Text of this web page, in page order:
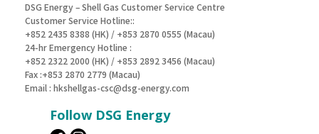
DSG Energy – Shell Gas Customer Service Centre
Customer Service Hotline::
+852 2435 8388 (HK) / +853 2870 0555 (Macau)
24-hr Emergency Hotline :
+852 2322 2000 (HK) / +853 2892 3456 (Macau)
Fax :+853 2870 2779 (Macau)
Email : hkshellgas-csc@dsg-energy.com
Follow DSG Energy